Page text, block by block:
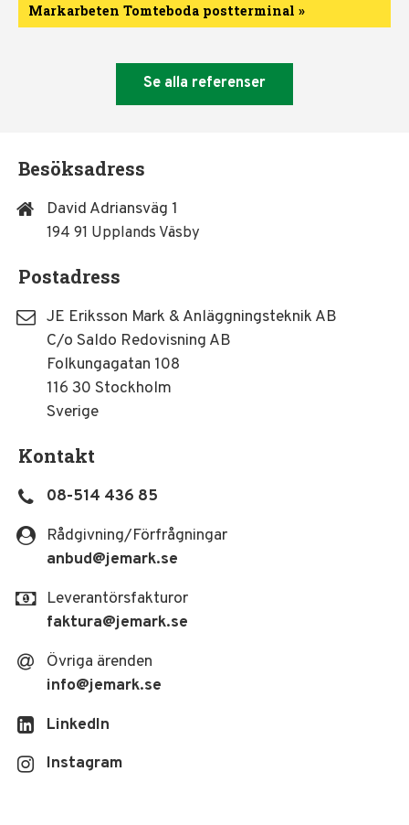
Markarbeten Tomteboda postterminal »
Se alla referenser
Besöksadress
David Adriansväg 1
194 91 Upplands Väsby
Postadress
JE Eriksson Mark & Anläggningsteknik AB
C/o Saldo Redovisning AB
Folkungagatan 108
116 30 Stockholm
Sverige
Kontakt
08-514 436 85
Rådgivning/Förfrågningar
anbud@jemark.se
Leverantörsfakturor
faktura@jemark.se
Övriga ärenden
info@jemark.se
LinkedIn
Instagram